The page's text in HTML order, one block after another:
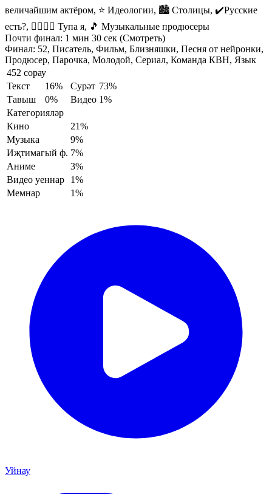
величайшим актёром, ⭐️ Идеологии, 🏙 Столицы, ✔️Русские
есть?, 🙋‍♂️🙋‍♀️ Тупа я, 🎵 Музыкальные продюсеры
Почти финал: 1 мин 30 сек (Смотреть)
Финал: 52, Писатель, Фильм, Близняшки, Песня от нейронки,
Продюсер, Парочка, Молодой, Сериал, Команда КВН, Язык
452 сорау
Текст
16% Сурәт 73%
Тавыш
0% Видео 1%
Категорияләр
Кино
21%
Музыка
9%
Иҗтимагый ф. 7%
Аниме
3%
Видео уеннар
1%
Мемнар
1%
Уйнау